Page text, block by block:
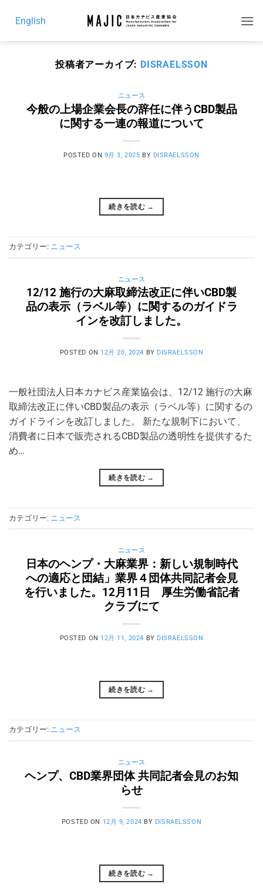
English
投稿者アーカイブ: DISRAELSSON
ニュース
今般の上場企業会長の辞任に伴うCBD製品
に関する一連の報道について
POSTED ON 9月 3, 2025 BY DISRAELSSON
続きを読む →
カテゴリー: ニュース
ニュース
12/12 施行の大麻取締法改正に伴いCBD製
品の表示（ラベル等）に関するのガイドラ
インを改訂しました。
POSTED ON 12月 20, 2024 BY DISRAELSSON
一般社団法人日本カナビス産業協会は、12/12 施行の大麻
取締法改正に伴いCBD製品の表示（ラベル等）に関するの
ガイドラインを改訂しました。 新たな規制下において、
消費者に日本で販売されるCBD製品の透明性を提供するた
め…
続きを読む →
カテゴリー: ニュース
ニュース
日本のヘンプ・大麻業界：新しい規制時代
への適応と団結」業界４団体共同記者会見
を行いました。12月11日 厚生労働省記者
クラブにて
POSTED ON 12月 11, 2024 BY DISRAELSSON
続きを読む →
カテゴリー: ニュース
ニュース
ヘンプ、CBD業界団体 共同記者会見のお知
らせ
POSTED ON 12月 9, 2024 BY DISRAELSSON
続きを読む →